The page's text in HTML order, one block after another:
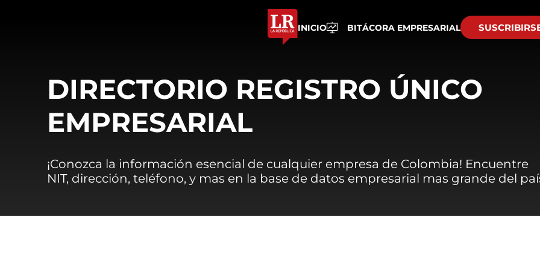
INICIO BITÁCORA EMPRESARIAL
DIRECTORIO REGISTRO ÚNICO
EMPRESARIAL
¡Conozca la información esencial de cualquier empresa de Colombia! Encuentre
NIT, dirección, teléfono, y mas en la base de datos empresarial mas grande del